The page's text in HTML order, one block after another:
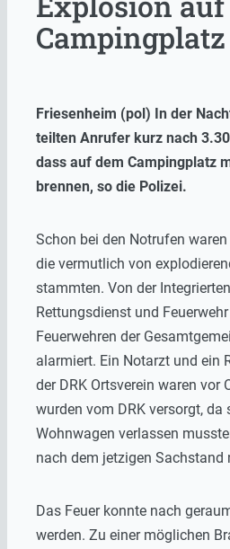
Campingplatz
Friesenheim (pol) In der
teilten Anrufer kurz nach
dass auf dem Campingplatz
brennen, so die Polizei.
Schon bei den Notrufen
die vermutlich von
stammten. Von der
Rettungsdienst und
Feuerwehren der
alarmiert. Ein Notarzt und ein
der DRK Ortsverein waren vor
wurden vom DRK versorgt, da
Wohnwagen verlassen
nach dem jetzigen Sachstand
Das Feuer konnte nach
werden. Zu einer möglichen